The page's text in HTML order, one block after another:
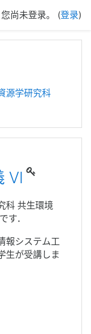
您尚未登录。 (登录)
源学研究科
VI
科 共生環境
す．
報システム工
生が受講しま